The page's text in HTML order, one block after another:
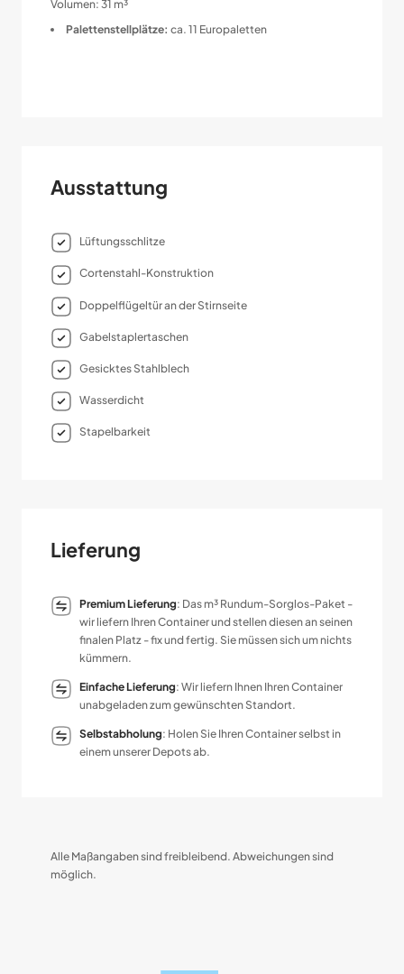
Volumen: 31 m³
Palettenstellplätze: ca. 11 Europaletten
Ausstattung
Lüftungsschlitze
Cortenstahl-Konstruktion
Doppelflügeltür an der Stirnseite
Gabelstaplertaschen
Gesicktes Stahlblech
Wasserdicht
Stapelbarkeit
Lieferung
Premium Lieferung: Das m³ Rundum-Sorglos-Paket -
wir liefern Ihren Container und stellen diesen an seinen
finalen Platz - fix und fertig. Sie müssen sich um nichts
kümmern.
Einfache Lieferung: Wir liefern Ihnen Ihren Container
unabgeladen zum gewünschten Standort.
Selbstabholung: Holen Sie Ihren Container selbst in
einem unserer Depots ab.
Alle Maßangaben sind freibleibend. Abweichungen sind
möglich.